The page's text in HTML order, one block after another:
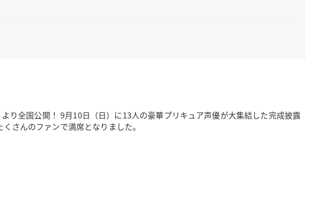
り全国公開！ 9月10日（日）に13人の豪華プリキュア声優が大集結した完成披露
さんのファンで満席となりました。